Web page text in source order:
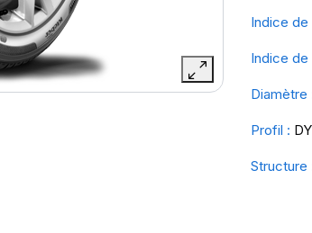
Indice de
Indice de
Diamètre
Profil :
Structure